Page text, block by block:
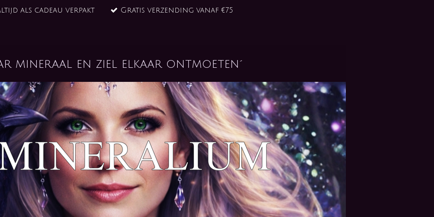
als cadeau verpakt Gratis verzending vanaf €75
mineraal en ziel elkaar ontmoeten´